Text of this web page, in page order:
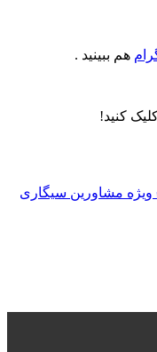
هم ببینید .
کنید!
ویژه مشاورین سیگاری